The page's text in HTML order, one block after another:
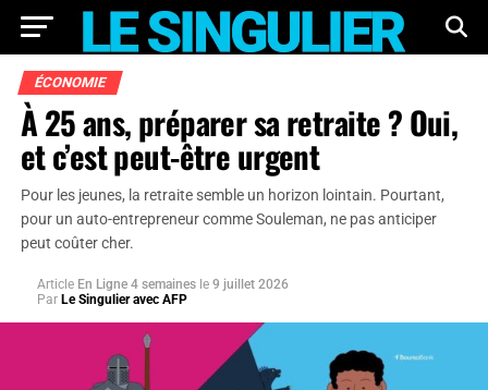
ÉCONOMIE
À 25 ans, préparer sa retraite ? Oui,
et c’est peut-être urgent
Pour les jeunes, la retraite semble un horizon lointain. Pourtant,
pour un auto-entrepreneur comme Souleman, ne pas anticiper
peut coûter cher.
Article En Ligne 4 semaines le 9 juillet 2026
Par Le Singulier avec AFP